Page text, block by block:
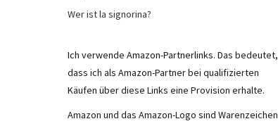
Wer ist la signorina?
Ich verwende Amazon-Partnerlinks. Das bedeutet,
dass ich als Amazon-Partner bei qualifizierten
Käufen über diese Links eine Provision erhalte.
Amazon und das Amazon-Logo sind Warenzeichen